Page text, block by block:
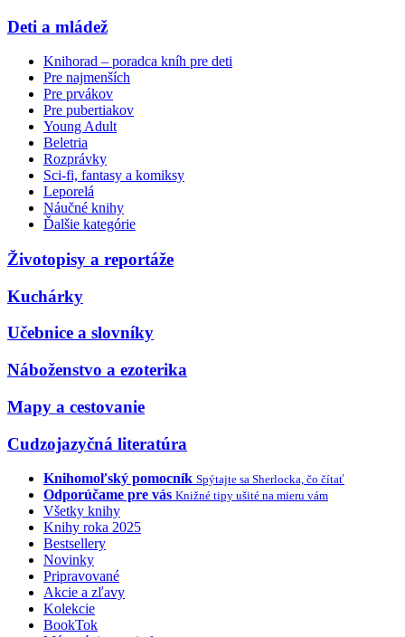
Deti a mládež
Knihorad – poradca kníh pre deti
Pre najmenších
Pre prvákov
Pre pubertiakov
Young Adult
Beletria
Rozprávky
Sci-fi, fantasy a komiksy
Leporelá
Náučné knihy
Ďalšie kategórie
Životopisy a reportáže
Kuchárky
Učebnice a slovníky
Náboženstvo a ezoterika
Mapy a cestovanie
Cudzojazyčná literatúra
Knihomoľský pomocník Spýtajte sa Sherlocka, čo čítať
Odporúčame pre vás Knižné tipy ušité na mieru vám
Všetky knihy
Knihy roka 2025
Bestsellery
Novinky
Pripravované
Akcie a zľavy
Kolekcie
BookTok